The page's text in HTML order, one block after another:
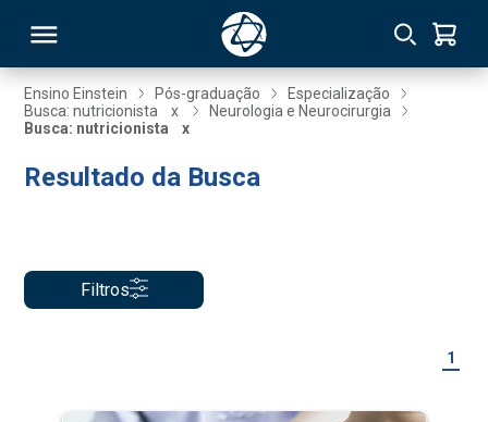
Ensino Einstein Pós-graduação
Especialização
Busca: nutricionista
x
Neurologia e Neurocirurgia
Busca: nutricionista
x
Resultado da Busca
Filtros
1